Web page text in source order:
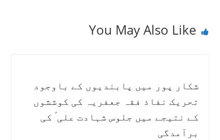
You May Also Like
شکار پور میں پابندیوں کے باوجود
تحریک نفاذ فقہ جعفریہ کی کوششوں
کے نتیجے میں جلوس شہادت علی ؑ کی
برآمدگی